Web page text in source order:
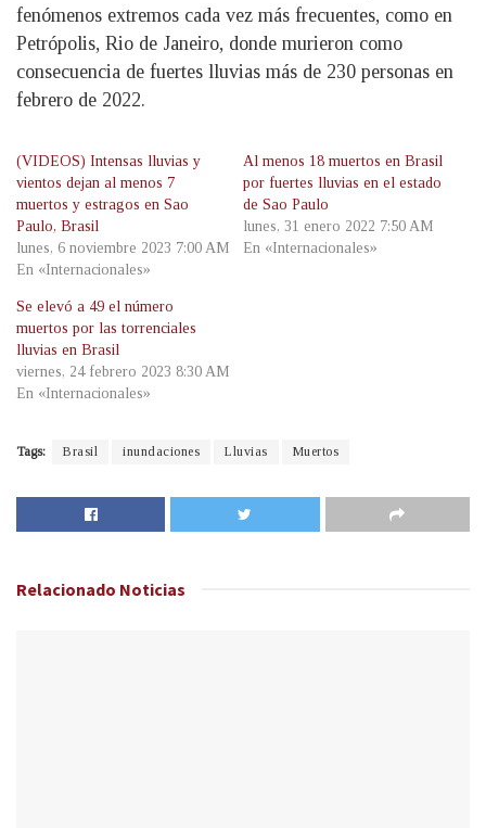
fenómenos extremos cada vez más frecuentes, como en
Petrópolis, Rio de Janeiro, donde murieron como
consecuencia de fuertes lluvias más de 230 personas en
febrero de 2022.
(VIDEOS) Intensas lluvias y
vientos dejan al menos 7
muertos y estragos en Sao
Paulo, Brasil
lunes, 6 noviembre 2023 7:00 AM
En «Internacionales»
Al menos 18 muertos en Brasil
por fuertes lluvias en el estado
de Sao Paulo
lunes, 31 enero 2022 7:50 AM
En «Internacionales»
Se elevó a 49 el número
muertos por las torrenciales
lluvias en Brasil
viernes, 24 febrero 2023 8:30 AM
En «Internacionales»
Tags: Brasil inundaciones Lluvias Muertos
Relacionado Noticias